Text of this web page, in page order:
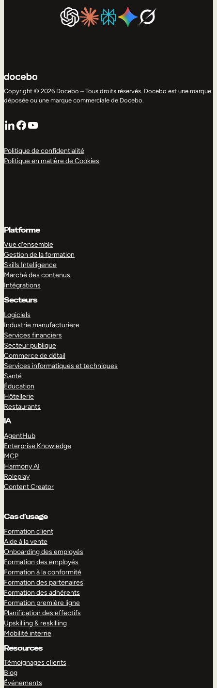
Copyright © 2026 Docebo – Tous droits réservés. Docebo est une marque
déposée ou une marque commerciale de Docebo.
LinkedIn
Facebook
YouTube
Politique de confidentialité
Politique en matière de Cookies
Platforme
Vue d’ensemble
Gestion de la formation
Skills Intelligence
Marché des contenus
Intégrations
Secteurs
Logiciels
Industrie manufacturiere
Services financiers
Secteur publique
Commerce de détail
Services informatiques et techniques
Santé
Éducation
Hôtellerie
Restaurants
IA
AgentHub
Enterprise Knowledge
MCP
Harmony AI
Roleplay
Content Creator
Cas d’usage
Formation client
Aide à la vente
Onboarding des employés
Formation des employés
Formation à la conformité
Formation des partenaires
Formation des adhérents
Formation première ligne
Planification des effectifs
Upskilling & reskilling
Mobilité interne
Resources
Témoignages clients
Blog
Événements